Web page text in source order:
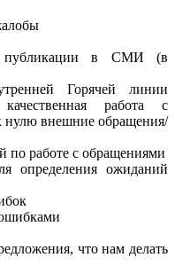
публикации в СМИ (в
Горячей линии
работа с
нулю внешние обращения/
по работе с обращениями
определения ожиданий
что нам делать